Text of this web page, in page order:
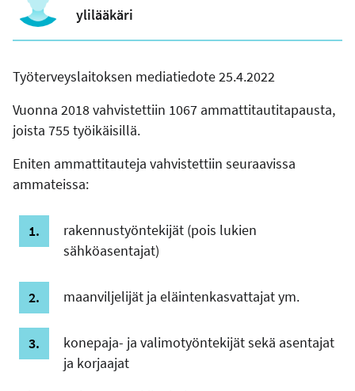
ylilääkäri
Työterveyslaitoksen mediatiedote 25.4.2022
Vuonna 2018 vahvistettiin 1067 ammattitautitapausta,
joista 755 työikäisillä.
Eniten ammattitauteja vahvistettiin seuraavissa
ammateissa:
rakennustyöntekijät (pois lukien
sähköasentajat)
maanviljelijät ja eläintenkasvattajat ym.
konepaja- ja valimotyöntekijät sekä asentajat
ja korjaajat